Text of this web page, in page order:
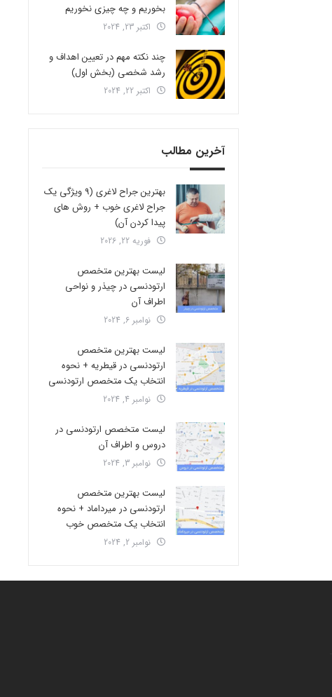
بخوریم و چه چیزی نخوریم
اکتبر 23, 2024
چند نکته مهم در تعیین اهداف و
رشد شخصی (بخش اول)
اکتبر 22, 2024
آخرین مطالب
بهترین جراح لاغری (9 ویژگی یک
جراح لاغری خوب + روش های
پیدا کردن آن)
فوریه 22, 2026
لیست بهترین متخصص
ارتودنسی در چیذر و نواحی
اطراف آن
نوامبر 6, 2024
لیست بهترین متخصص
ارتودنسی در قیطریه + نحوه
انتخاب یک متخصص ارتودنسی
نوامبر 4, 2024
لیست متخصص ارتودنسی در
دروس و اطراف آن
نوامبر 3, 2024
لیست بهترین متخصص
ارتودنسی در میرداماد + نحوه
انتخاب یک متخصص خوب
نوامبر 2, 2024